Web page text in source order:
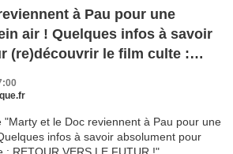
à Pau pour une
air ! Quelques infos à savoir
(re)découvrir le film culte :
FUTUR !